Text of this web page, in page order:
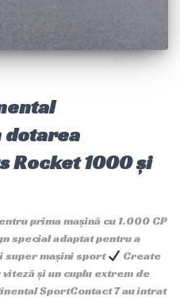
dotarea
Rocket 1000 și
prima mașină cu 1.000 CP
special adaptat pentru a
super mașini sport
Create
și un cuplu extrem de
SportContact 7 au intrat